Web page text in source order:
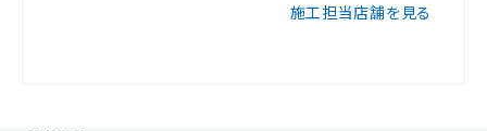
施工担当店舗を見る